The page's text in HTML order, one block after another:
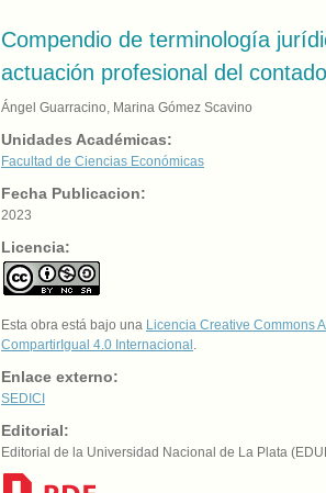
Compendio de terminología
actuación profesional del
Ángel Guarracino, Marina Gómez Scavino
Unidades Académicas:
Facultad de Ciencias Económicas
Fecha Publicacion:
2023
Licencia:
Esta obra está bajo una Licencia Creative Commons
CompartirIgual 4.0 Internacional .
Enlace externo:
SEDICI
Editorial:
Editorial de la Universidad Nacional de La Plata